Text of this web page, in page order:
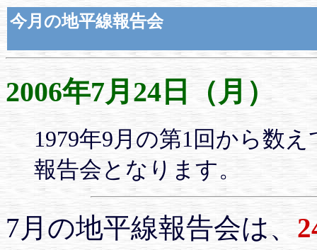
今月の地平線報告会
2006年7月24日（月）
1979年9月の第1回から数
報告会となります。
7月の地平線報告会は、